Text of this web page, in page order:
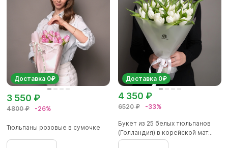
Доставка 0₽
4800 ₽ -26%
3 550 ₽
Тюльпаны розовые в сумочке
Доставка 0₽
6520 ₽ -33%
4 350 ₽
Букет из 25 белых тюльпанов
(Голландия) в корейской мат...